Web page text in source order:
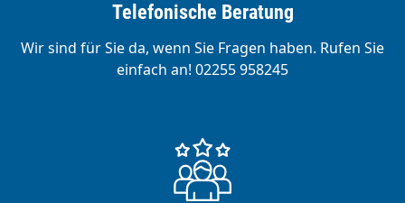
Telefonische Beratung
Wir sind für Sie da, wenn Sie Fragen haben. Rufen Sie
einfach an! 02255 958245